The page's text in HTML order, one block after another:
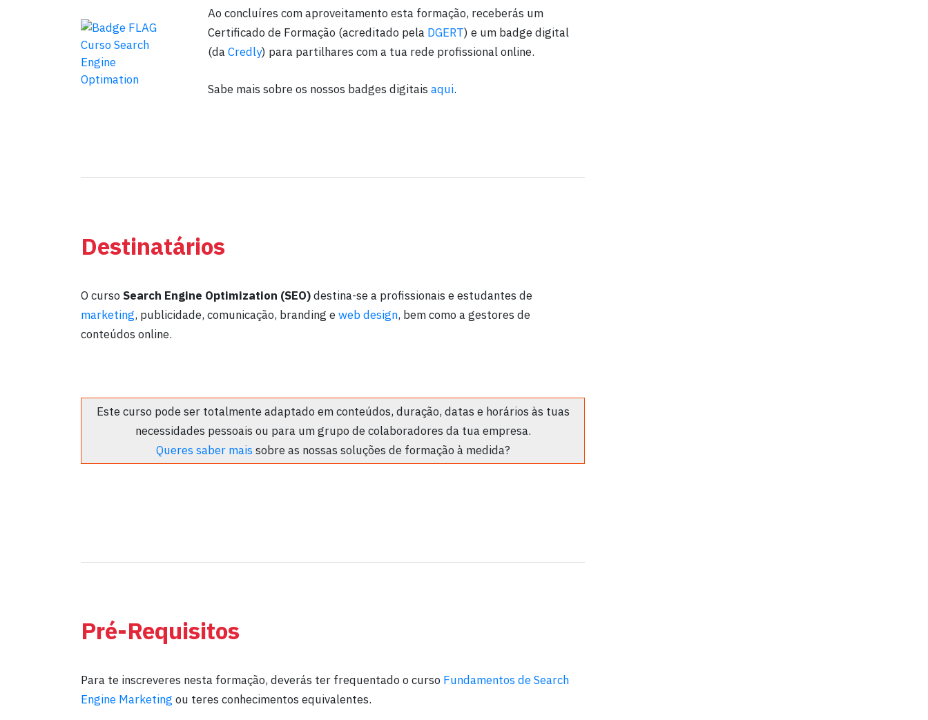
Ao concluíres com aproveitamento esta formação, receberás um
Certificado de Formação (acreditado pela DGERT) e um badge digital
(daCredly) para partilhares com a tua rede profissional online.
Sabe mais sobre os nossos badges digitais aqui.
Destinatários
O curso Search Engine Optimization (SEO)destina-se a profissionais e estudantes de
marketing, publicidade, comunicação, branding eweb design, bem como a gestores de
conteúdos online.
Este curso pode ser totalmente adaptado em conteúdos, duração, datas e horários às tuas
necessidades pessoais ou para um grupo de colaboradores da tua empresa.
Queres saber mais sobre as nossas soluções de formação à medida?
Pré-Requisitos
Para te inscreveres nesta formação, deverás ter frequentado o curso Fundamentos de Search
Engine Marketing ou teres conhecimentos equivalentes.